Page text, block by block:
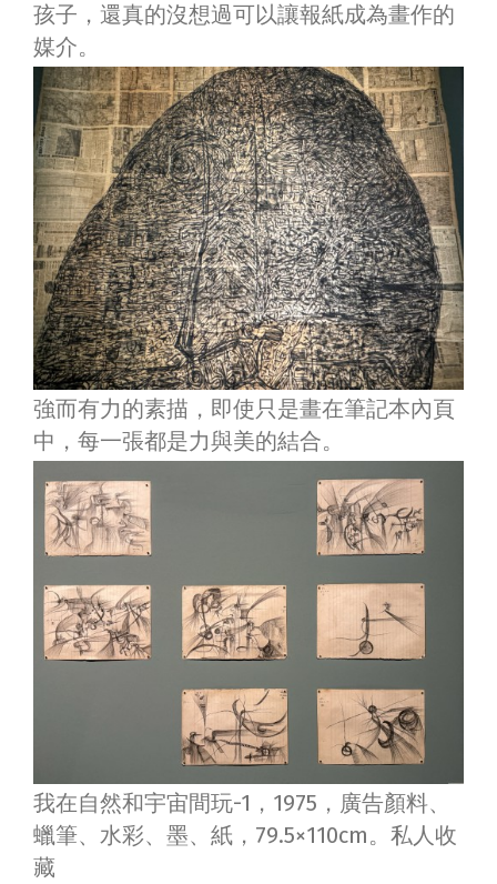
孩子，還真的沒想過可以讓報紙成為畫作的
媒介。
強而有力的素描，即使只是畫在筆記本內頁
中，每一張都是力與美的結合。
我在自然和宇宙間玩-1，1975，廣告顏料、
蠟筆、水彩、墨、紙，79.5×110cm。私人收
藏